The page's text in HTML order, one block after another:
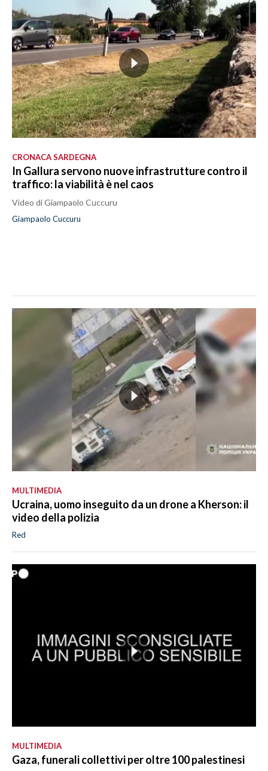
CRONACA SARDEGNA
In Gallura servono nuove infrastrutture contro il
traffico: la viabilità è nel caos
Video di Giampaolo Cuccuru
Giampaolo Cuccuru
MULTIMEDIA
Ucraina, uomo inseguito da un drone a Kherson: il
video della polizia
Red
MULTIMEDIA
Gaza, funerali collettivi per oltre 100 palestinesi